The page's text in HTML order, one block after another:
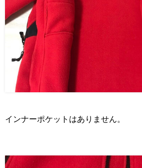
インナーポケットはありません。